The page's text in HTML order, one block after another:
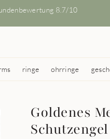
8.7/10
ringe ohrringe
Goldenes
Schutzengel